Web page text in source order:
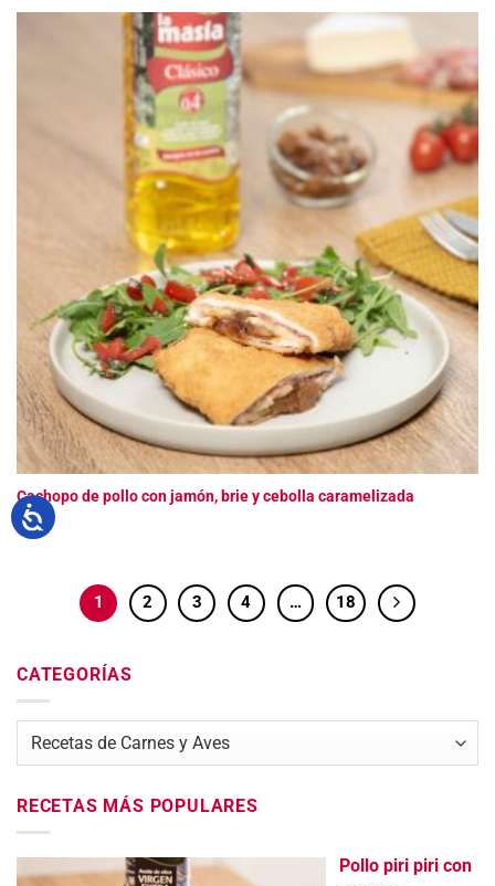
Cachopo de pollo con jamón, brie y cebolla caramelizada
1 2 3 4 … 18
CATEGORÍAS
Categorías
RECETAS MÁS POPULARES
Pollo piri piri con